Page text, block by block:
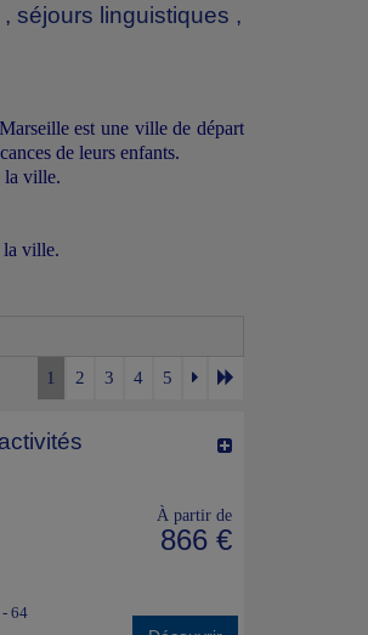
, séjours linguistiques ,
est une ville de départ
de leurs enfants.
la ville.
la ville.
grand escalier extérieur, qui
trains régionaux et des trains
enfant ou adolescent en
1 2 3 4 5
64
À partir de
866 €